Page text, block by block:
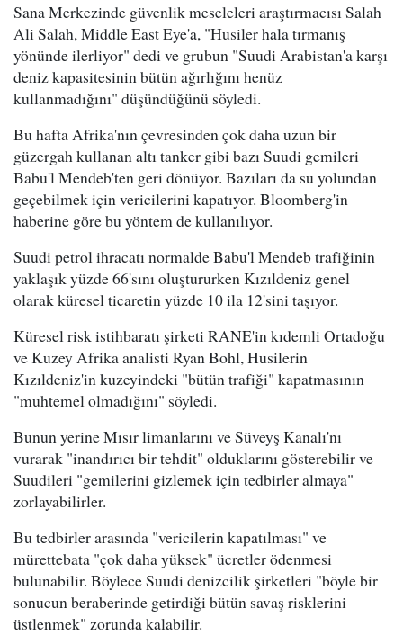
Sana Merkezinde güvenlik meseleleri araştırmacısı Salah
Ali Salah, Middle East Eye'a, "Husiler hala tırmanış
yönünde ilerliyor" dedi ve grubun "Suudi Arabistan'a karşı
deniz kapasitesinin bütün ağırlığını henüz
kullanmadığını" düşündüğünü söyledi.
Bu hafta Afrika'nın çevresinden çok daha uzun bir
güzergah kullanan altı tanker gibi bazı Suudi gemileri
Babu'l Mendeb'ten geri dönüyor. Bazıları da su yolundan
geçebilmek için vericilerini kapatıyor. Bloomberg'in
haberine göre bu yöntem de kullanılıyor.
Suudi petrol ihracatı normalde Babu'l Mendeb trafiğinin
yaklaşık yüzde 66'sını oluştururken Kızıldeniz genel
olarak küresel ticaretin yüzde 10 ila 12'sini taşıyor.
Küresel risk istihbaratı şirketi RANE'in kıdemli Ortadoğu
ve Kuzey Afrika analisti Ryan Bohl, Husilerin
Kızıldeniz'in kuzeyindeki "bütün trafiği" kapatmasının
"muhtemel olmadığını" söyledi.
Bunun yerine Mısır limanlarını ve Süveyş Kanalı'nı
vurarak "inandırıcı bir tehdit" olduklarını gösterebilir ve
Suudileri "gemilerini gizlemek için tedbirler almaya"
zorlayabilirler.
Bu tedbirler arasında "vericilerin kapatılması" ve
mürettebata "çok daha yüksek" ücretler ödenmesi
bulunabilir. Böylece Suudi denizcilik şirketleri "böyle bir
sonucun beraberinde getirdiği bütün savaş risklerini
üstlenmek" zorunda kalabilir.